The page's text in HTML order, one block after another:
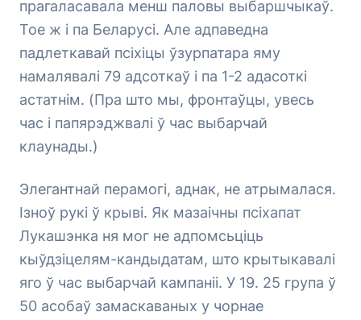
прагаласавала менш паловы выбаршчыкаў.
Тое ж і па Беларусі. Але адпаведна
падлеткавай псіхіцы ўзурпатара яму
намалявалі 79 адсоткаў і па 1-2 адасоткі
астатнім. (Пра што мы, фронтаўцы, увесь
час і папярэджвалі ў час выбарчай
клаунады.)
Элегантнай перамогі, аднак, не атрымалася.
Ізноў рукі ў крыві. Як мазаічны псіхапат
Лукашэнка ня мог не адпомсьціць
кыўдзіцелям-кандыдатам, што крытыкавалі
яго ў час выбарчай кампаніі. У 19. 25 група ў
50 асобаў замаскаваных у чорнае